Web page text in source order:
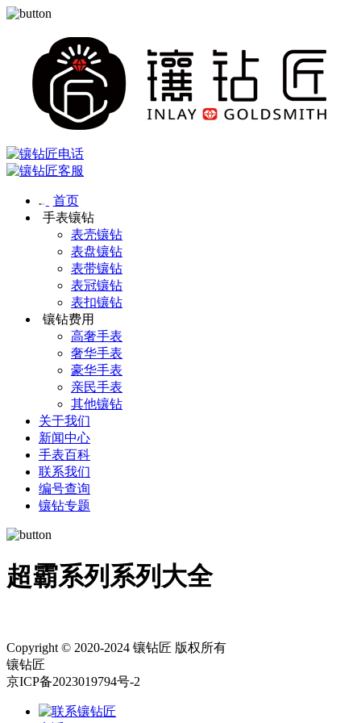
首页
手表镶钻
表壳镶钻
表盘镶钻
表带镶钻
表冠镶钻
表扣镶钻
镶钻费用
高奢手表
奢华手表
豪华手表
亲民手表
其他镶钻
关于我们
新闻中心
手表百科
联系我们
编号查询
镶钻专题
超霸系列系列大全
Copyright © 2020-2024 镶钻匠 版权所有
镶钻匠
京ICP备2023019794号-2